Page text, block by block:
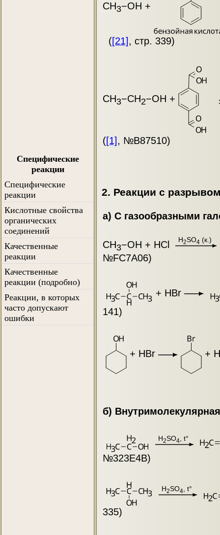
Специфические
реакции
Специфические
реакции
Кислотные свойства
органических
соединений
Качественные
реакции
Качественные
реакции (подробно)
Реакции, в которых
часто допускают
ошибки
CH3−OH +
([21], стр. 339)
CH3−CH2−OH +
([1], №B87510)
2. Реакции с
а) С газообразными
CH3−OH + HCl H2SO4 (к.)
№FC7A06)
+ HBr
141)
+ HBr + H
б)
H2SO4 , t°
№323E4B)
H2SO4 , t°
335)